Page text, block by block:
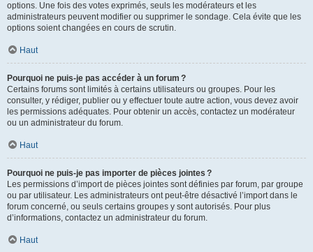
options. Une fois des votes exprimés, seuls les modérateurs et les
administrateurs peuvent modifier ou supprimer le sondage. Cela évite que les
options soient changées en cours de scrutin.
Haut
Pourquoi ne puis-je pas accéder à un forum ?
Certains forums sont limités à certains utilisateurs ou groupes. Pour les
consulter, y rédiger, publier ou y effectuer toute autre action, vous devez avoir
les permissions adéquates. Pour obtenir un accès, contactez un modérateur
ou un administrateur du forum.
Haut
Pourquoi ne puis-je pas importer de pièces jointes ?
Les permissions d’import de pièces jointes sont définies par forum, par groupe
ou par utilisateur. Les administrateurs ont peut-être désactivé l’import dans le
forum concerné, ou seuls certains groupes y sont autorisés. Pour plus
d’informations, contactez un administrateur du forum.
Haut